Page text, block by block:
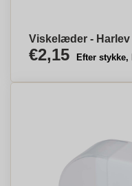
Viskelæder - Harlev
€2,15 Efter stykke,